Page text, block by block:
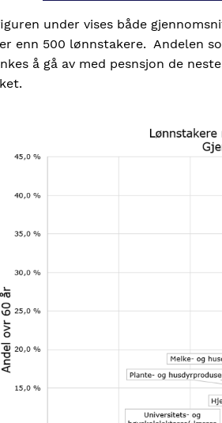
under vises både
enn 500 lønnstakere. Andelen
å gå av med pesnsjon de